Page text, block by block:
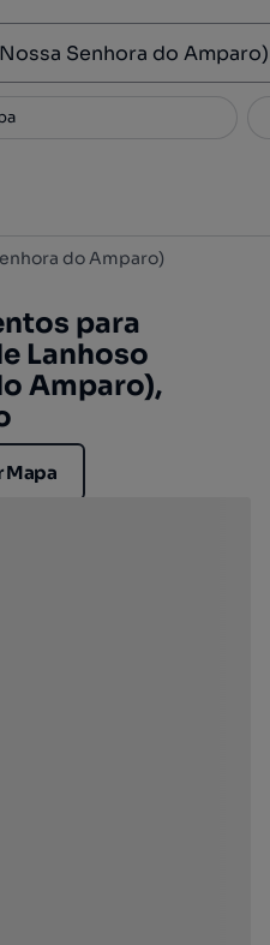
2
do Amparo)
para
Lanhoso
Amparo),
Mapa